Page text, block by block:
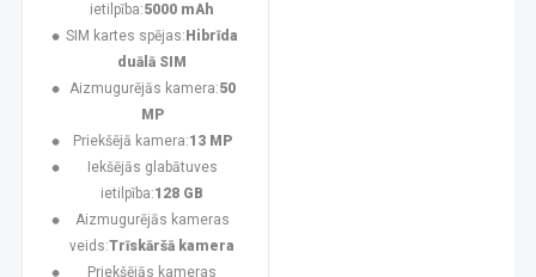
ietilpība:5000 mAh
SIM kartes spējas: Hibrīda
duālā SIM
Aizmugurējās kamera:50
MP
Priekšējā kamera:13 MP
Iekšējās glabātuves
ietilpība:128 GB
Aizmugurējās kameras
veids:Trīskāršā kamera
Priekšējās kameras